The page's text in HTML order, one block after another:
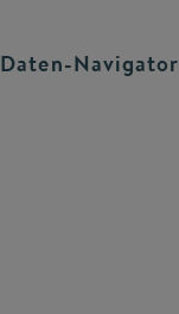
Daten-Navigator